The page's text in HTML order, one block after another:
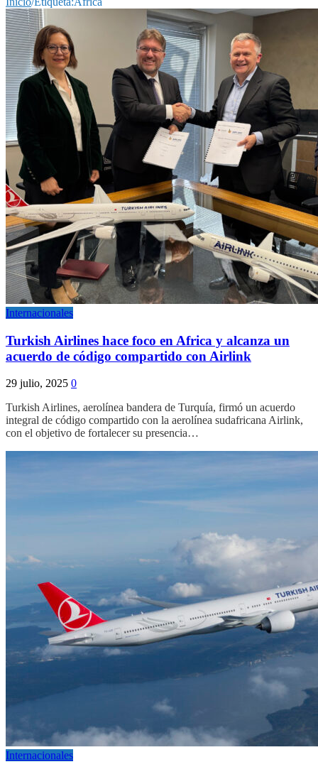
Internacionales
Turkish Airlines hace foco en Africa y alcanza un
acuerdo de código compartido con Airlink
29 julio, 2025 0
Turkish Airlines, aerolínea bandera de Turquía, firmó un acuerdo
integral de código compartido con la aerolínea sudafricana Airlink,
con el objetivo de fortalecer su presencia…
Internacionales